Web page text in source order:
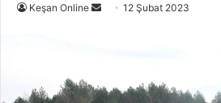
Keşan Online
Bir
12 Şubat 2023